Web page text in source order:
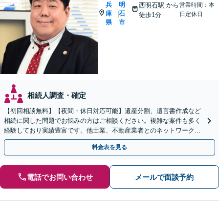
兵
庫
県
|
明
石
市
西明石駅 から
徒歩1分
営業時間：本
日定休日
相続人調査・確定
【初回相談無料】【夜間・休日対応可能】遺産分割、遺言書作成など
相続に関した問題でお悩みの方はご相談ください。複雑な案件も多く
経験しており実績豊富です。他士業、不動産業者とのネットワークが
あり、迅速解決が可能です。ぜひ一度ご相談ください。
料金表を見る
電話でお問い合わせ メールで面談予約